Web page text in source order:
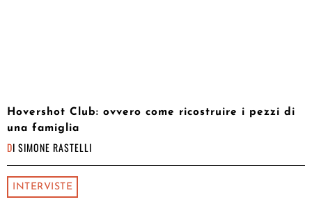
Hovershot Club: ovvero come ricostruire i pezzi di
una famiglia
DI SIMONE RASTELLI
INTERVISTE